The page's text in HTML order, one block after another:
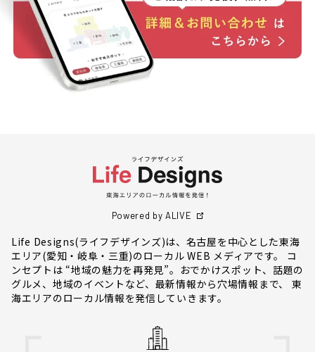
Powered by ALIVE
Life Designs(ライフデザインズ)は、名古屋を中心とした東海
エリア(愛知・岐阜・三重)のローカル WEB メディアです。 コ
ンセプトは “地域の魅力を再発見”。おでかけスポット、話題の
グルメ、地域のイベントなど、最新情報から穴場情報まで、 東
海エリアのローカル情報を発信していきます。